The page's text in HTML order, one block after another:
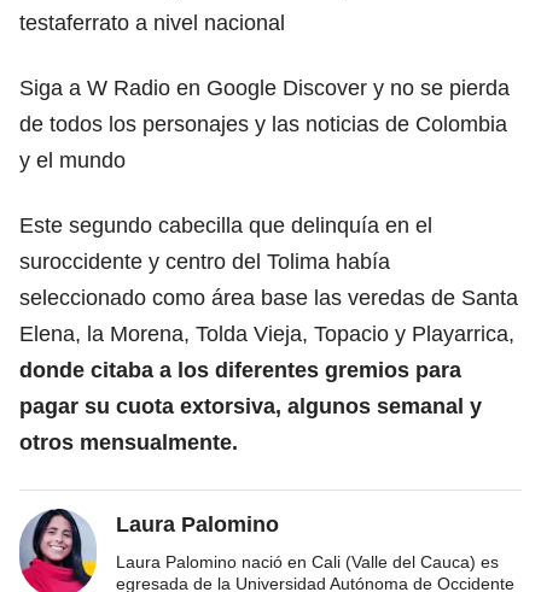
testaferrato a nivel nacional
Siga a W Radio en Google Discover y no se pierda
de todos los personajes y las noticias de Colombia
y el mundo
Este segundo cabecilla que delinquía en el
suroccidente y centro del Tolima había
seleccionado como área base las veredas de Santa
Elena, la Morena, Tolda Vieja, Topacio y Playarrica,
donde citaba a los diferentes gremios para
pagar su cuota extorsiva, algunos semanal y
otros mensualmente.
Laura Palomino
Laura Palomino nació en Cali (Valle del Cauca) es
egresada de la Universidad Autónoma de Occidente